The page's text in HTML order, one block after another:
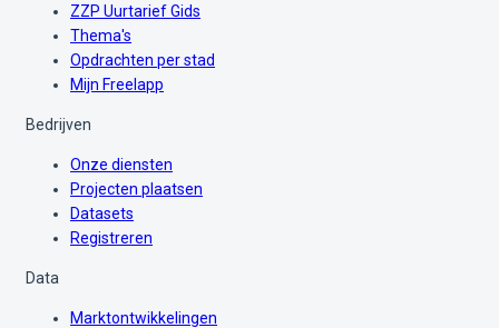
ZZP Uurtarief Gids
Thema's
Opdrachten per stad
Mijn Freelapp
Bedrijven
Onze diensten
Projecten plaatsen
Datasets
Registreren
Data
Marktontwikkelingen